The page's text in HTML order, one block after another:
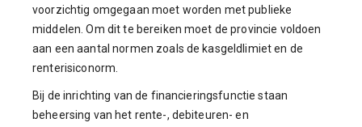
voorzichtig omgegaan moet worden met publieke
middelen. Om dit te bereiken moet de provincie voldoen
aan een aantal normen zoals de kasgeldlimiet en de
renterisiconorm.
Bij de inrichting van de financieringsfunctie staan
beheersing van het rente-, debiteuren- en